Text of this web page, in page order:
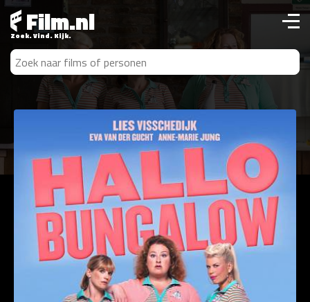
Film.nl
Zoek. Vind. Kijk.